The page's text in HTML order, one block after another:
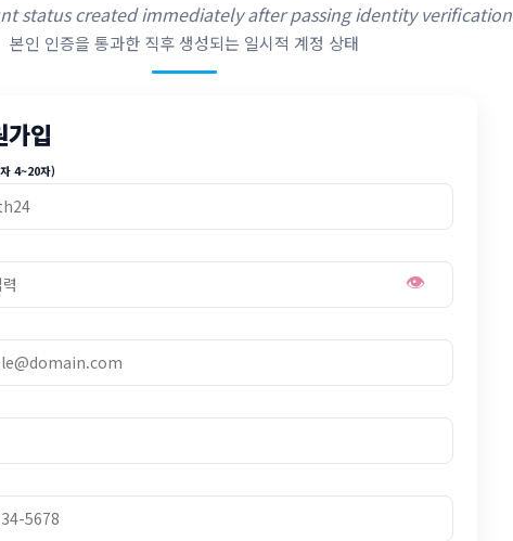
status created immediately after passing identity verification
본인 인증을 통과한 직후 생성되는 일시적 계정 상태
가입
4~20자)
👁️